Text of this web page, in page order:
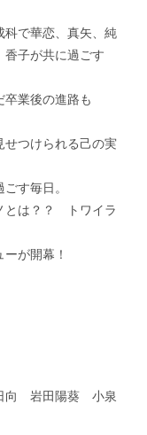
科で華恋、真矢、純
香子が共に過ごす
卒業後の進路も
せつけられる己の実
す毎日。
とは？？ トワイラ
が開幕！
向 岩田陽葵 小泉